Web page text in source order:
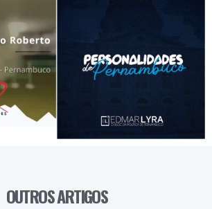
OUTROS ARTIGOS